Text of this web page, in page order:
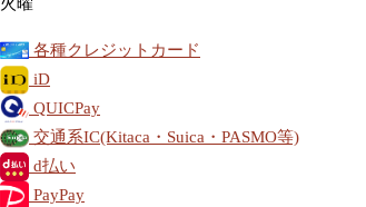
火曜
各種クレジットカード
iD
QUICPay
交通系IC(Kitaca・Suica・PASMO等)
d払い
PayPay